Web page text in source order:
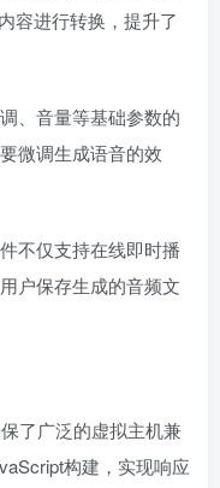
容进行转换，提升了
、音量等基础参数的
微调生成语音的效
不仅支持在线即时播
户保存生成的音频文
了广泛的虚拟主机兼
构建，实现响应